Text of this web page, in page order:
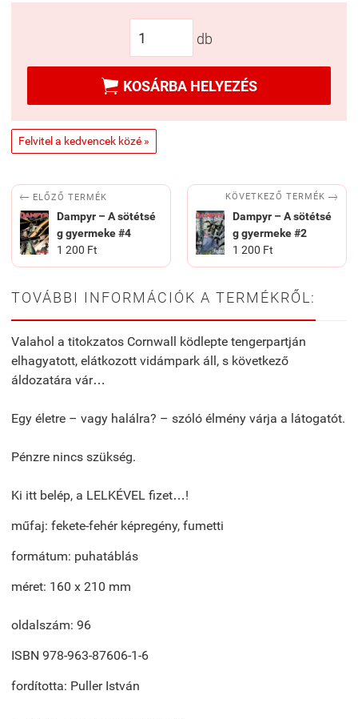
db
 KOSÁRBA HELYEZÉS
Felvitel a kedvencek közé »
 ELŐZŐ TERMÉK
Dampyr – A sötétsé
g gyermeke #4
1 200 Ft
KÖVETKEZŐ TERMÉK 
Dampyr – A sötétsé
g gyermeke #2
1 200 Ft
TOVÁBBI INFORMÁCIÓK A TERMÉKRŐL:
Valahol a titokzatos Cornwall ködlepte tengerpartján
elhagyatott, elátkozott vidámpark áll, s következő
áldozatára vár…
Egy életre – vagy halálra? – szóló élmény várja a látogatót.
Pénzre nincs szükség.
Ki itt belép, a LELKÉVEL fizet…!
műfaj: fekete-fehér képregény, fumetti
formátum: puhatáblás
méret: 160 x 210 mm
oldalszám: 96
ISBN 978-963-87606-1-6
fordította: Puller István